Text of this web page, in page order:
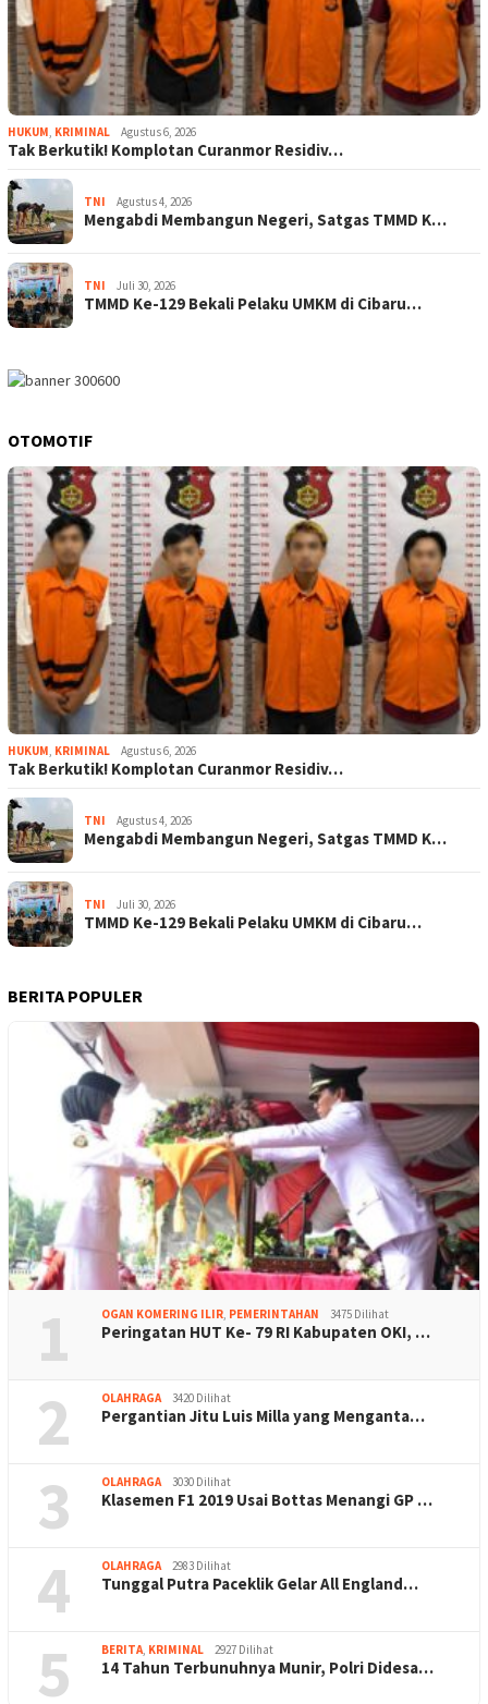
HUKUM, KRIMINAL Agustus 6, 2026
Tak Berkutik! Komplotan Curanmor Residiv…
TNI Agustus 4, 2026
Mengabdi Membangun Negeri, Satgas TMMD K…
TNI Juli 30, 2026
TMMD Ke-129 Bekali Pelaku UMKM di Cibaru…
OTOMOTIF
HUKUM, KRIMINAL Agustus 6, 2026
Tak Berkutik! Komplotan Curanmor Residiv…
TNI Agustus 4, 2026
Mengabdi Membangun Negeri, Satgas TMMD K…
TNI Juli 30, 2026
TMMD Ke-129 Bekali Pelaku UMKM di Cibaru…
BERITA POPULER
1 OGAN KOMERING ILIR, PEMERINTAHAN 3475 Dilihat
Peringatan HUT Ke- 79 RI Kabupaten OKI, …
2 OLAHRAGA 3420 Dilihat
Pergantian Jitu Luis Milla yang Menganta…
3 OLAHRAGA 3030 Dilihat
Klasemen F1 2019 Usai Bottas Menangi GP …
4 OLAHRAGA 2983 Dilihat
Tunggal Putra Paceklik Gelar All England…
5 BERITA, KRIMINAL 2927 Dilihat
14 Tahun Terbunuhnya Munir, Polri Didesa…